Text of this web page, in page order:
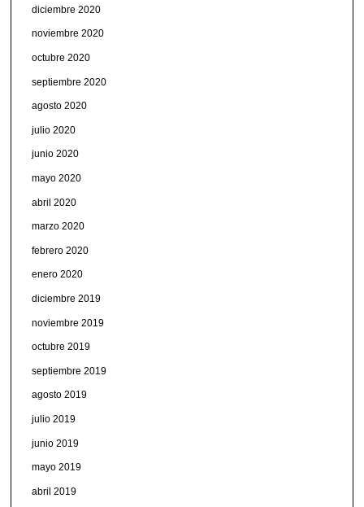
diciembre 2020
noviembre 2020
octubre 2020
septiembre 2020
agosto 2020
julio 2020
junio 2020
mayo 2020
abril 2020
marzo 2020
febrero 2020
enero 2020
diciembre 2019
noviembre 2019
octubre 2019
septiembre 2019
agosto 2019
julio 2019
junio 2019
mayo 2019
abril 2019